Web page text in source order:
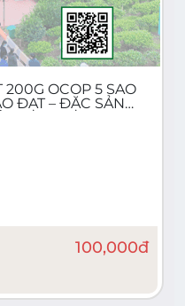
OCOP 5 SAO
ĐẠT – ĐẶC SẢN
100,000đ